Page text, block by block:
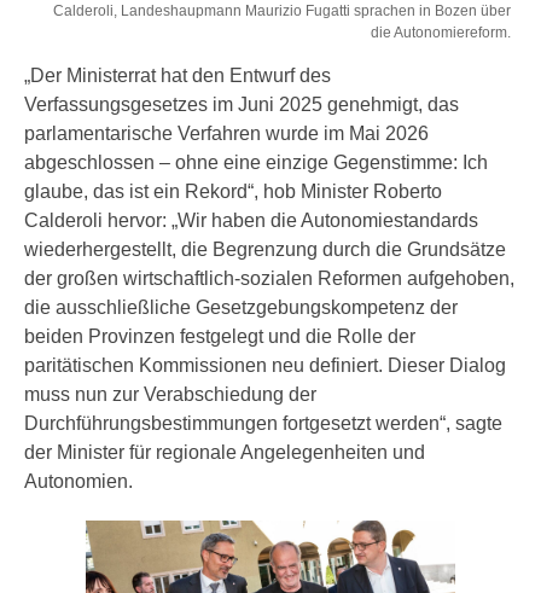
Calderoli, Landeshaupmann Maurizio Fugatti sprachen in Bozen über
die Autonomiereform.
„Der Ministerrat hat den Entwurf des
Verfassungsgesetzes im Juni 2025 genehmigt, das
parlamentarische Verfahren wurde im Mai 2026
abgeschlossen – ohne eine einzige Gegenstimme: Ich
glaube, das ist ein Rekord“, hob Minister Roberto
Calderoli hervor: „Wir haben die Autonomiestandards
wiederhergestellt, die Begrenzung durch die Grundsätze
der großen wirtschaftlich-sozialen Reformen aufgehoben,
die ausschließliche Gesetzgebungskompetenz der
beiden Provinzen festgelegt und die Rolle der
paritätischen Kommissionen neu definiert. Dieser Dialog
muss nun zur Verabschiedung der
Durchführungsbestimmungen fortgesetzt werden“, sagte
der Minister für regionale Angelegenheiten und
Autonomien.